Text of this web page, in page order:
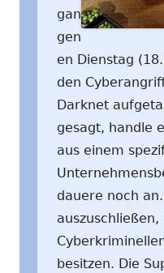
gan
gen
en Dienstag
den
Darknet
gesagt, handle
aus einem
dauere noch
auszuschließen,
besitzen. Die